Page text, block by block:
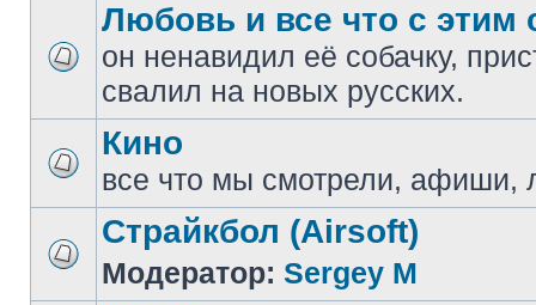
Любовь и все что с этим
он ненавидил её собачку,
свалил на новых русских.
Кино
все что мы смотрели, афиши,
Страйкбол (Airsoft)
Модератор: Sergey M